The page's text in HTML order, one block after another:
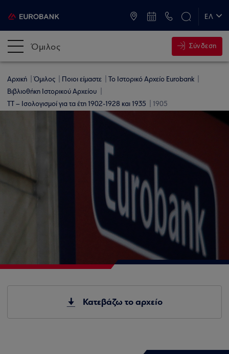
ΕΛ
Όμιλος Σύνδεση
Αρχική Όμιλος Ποιοι είμαστε
Το Ιστορικό Αρχείο Eurobank
Βιβλιοθήκη Ιστορικού Αρχείου
ΤΤ – Ισολογισμοί για τα έτη 1902-1928 και 1935
1905
Κατεβάζω το αρχείο